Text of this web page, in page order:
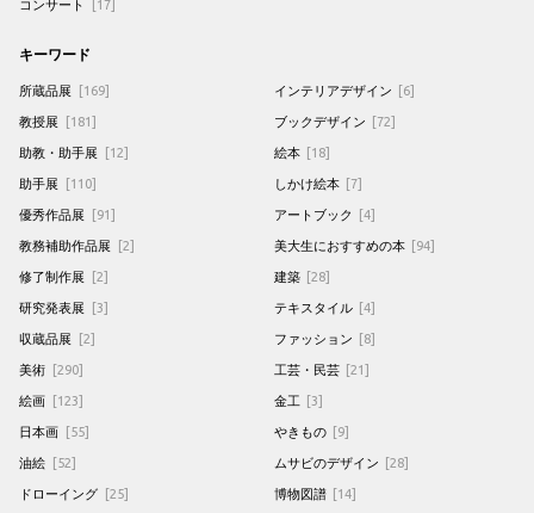
コンサート [17]
キーワード
所蔵品展 [169]
教授展 [181]
助教・助手展 [12]
助手展 [110]
優秀作品展 [91]
教務補助作品展 [2]
修了制作展 [2]
研究発表展 [3]
収蔵品展 [2]
美術 [290]
絵画 [123]
日本画 [55]
油絵 [52]
ドローイング [25]
インテリアデザイン [6]
ブックデザイン [72]
絵本 [18]
しかけ絵本 [7]
アートブック [4]
美大生におすすめの本 [94]
建築 [28]
テキスタイル [4]
ファッション [8]
工芸・民芸 [21]
金工 [3]
やきもの [9]
ムサビのデザイン [28]
博物図譜 [14]